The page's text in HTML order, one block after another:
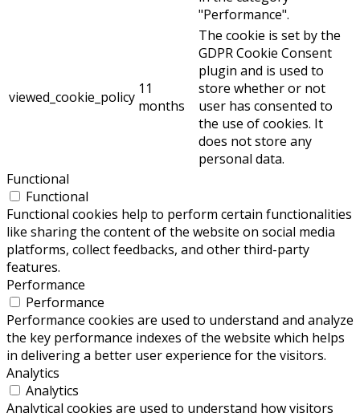
"Performance".
viewed_cookie_policy 11
months
The cookie is set by the
GDPR Cookie Consent
plugin and is used to
store whether or not
user has consented to
the use of cookies. It
does not store any
personal data.
Functional
Functional
Functional cookies help to perform certain functionalities
like sharing the content of the website on social media
platforms, collect feedbacks, and other third-party
features.
Performance
Performance
Performance cookies are used to understand and analyze
the key performance indexes of the website which helps
in delivering a better user experience for the visitors.
Analytics
Analytics
Analytical cookies are used to understand how visitors